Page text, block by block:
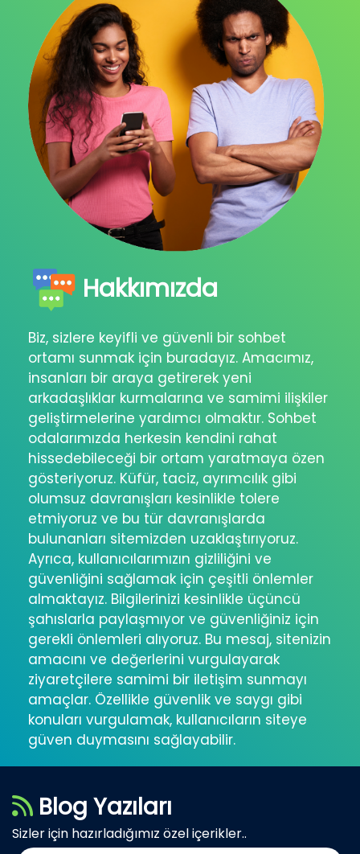
Hakkımızda
Biz, sizlere keyifli ve güvenli bir sohbet
ortamı sunmak için buradayız. Amacımız,
insanları bir araya getirerek yeni
arkadaşlıklar kurmalarına ve samimi ilişkiler
geliştirmelerine yardımcı olmaktır. Sohbet
odalarımızda herkesin kendini rahat
hissedebileceği bir ortam yaratmaya özen
gösteriyoruz. Küfür, taciz, ayrımcılık gibi
olumsuz davranışları kesinlikle tolere
etmiyoruz ve bu tür davranışlarda
bulunanları sitemizden uzaklaştırıyoruz.
Ayrıca, kullanıcılarımızın gizliliğini ve
güvenliğini sağlamak için çeşitli önlemler
almaktayız. Bilgilerinizi kesinlikle üçüncü
şahıslarla paylaşmıyor ve güvenliğiniz için
gerekli önlemleri alıyoruz. Bu mesaj, sitenizin
amacını ve değerlerini vurgulayarak
ziyaretçilere samimi bir iletişim sunmayı
amaçlar. Özellikle güvenlik ve saygı gibi
konuları vurgulamak, kullanıcıların siteye
güven duymasını sağlayabilir.
Blog Yazıları
Sizler için hazırladığımız özel içerikler..